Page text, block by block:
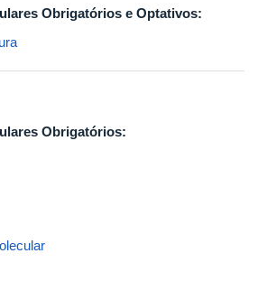
Obrigatórios e Optativos:
Obrigatórios: